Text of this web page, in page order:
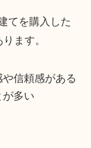
てを購入した
ます。
信頼感がある
が多い